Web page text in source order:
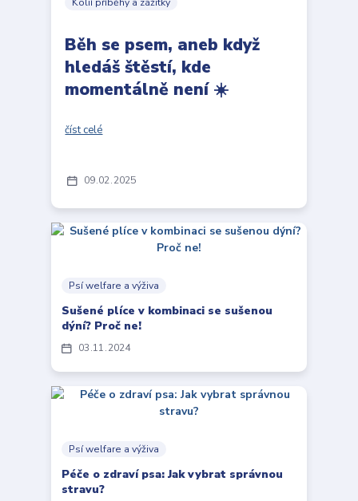
09 02 2025
Běh se psem, aneb když
hledáš štěstí, kde
momentálně není ☀️
číst celé
03 11 2024
Psí welfare a výživa
Sušené plíce v kombinaci se sušenou
dýní? Proč ne!
Psí welfare a výživa
Péče o zdraví psa: Jak vybrat správnou
stravu?